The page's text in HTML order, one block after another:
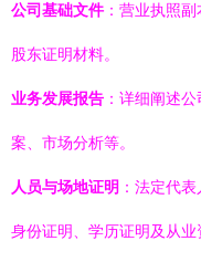
公司基础文件：营业执照副
股东证明材料。
业务发展报告 ：详细阐述
案、市场分析等。
人员与场地证明 ：法定代
身份证明、学历证明及从